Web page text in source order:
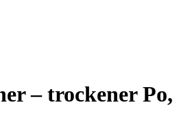
– trockener Po,